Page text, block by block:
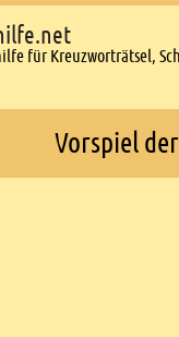
für Kreuzworträtsel,
Vorspiel